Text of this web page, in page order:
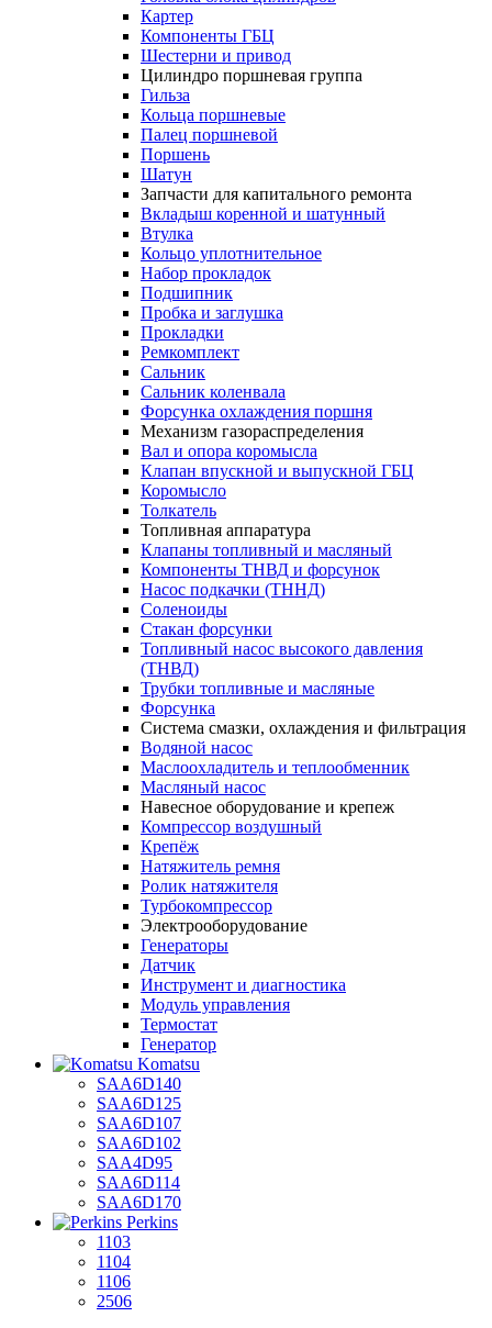
Картер
Компоненты ГБЦ
Шестерни и привод
Цилиндро поршневая группа
Гильза
Кольца поршневые
Палец поршневой
Поршень
Шатун
Запчасти для капитального ремонта
Вкладыш коренной и шатунный
Втулка
Кольцо уплотнительное
Набор прокладок
Подшипник
Пробка и заглушка
Прокладки
Ремкомплект
Сальник
Сальник коленвала
Форсунка охлаждения поршня
Механизм газораспределения
Вал и опора коромысла
Клапан впускной и выпускной ГБЦ
Коромысло
Толкатель
Топливная аппаратура
Клапаны топливный и масляный
Компоненты ТНВД и форсунок
Насос подкачки (ТННД)
Соленоиды
Стакан форсунки
Топливный насос высокого давления
(ТНВД)
Трубки топливные и масляные
Форсунка
Система смазки, охлаждения и фильтрация
Водяной насос
Маслоохладитель и теплообменник
Масляный насос
Навесное оборудование и крепеж
Компрессор воздушный
Крепёж
Натяжитель ремня
Ролик натяжителя
Турбокомпрессор
Электрооборудование
Генераторы
Датчик
Инструмент и диагностика
Модуль управления
Термостат
Генератор
Komatsu
SAA6D140
SAA6D125
SAA6D107
SAA6D102
SAA4D95
SAA6D114
SAA6D170
Perkins
1103
1104
1106
2506